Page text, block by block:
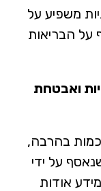
משפיע על
על הבריאות
פרטיות ואבטחת
בהרבה,
על ידי
אודות